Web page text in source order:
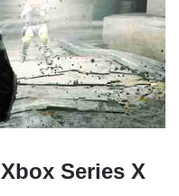
Series X